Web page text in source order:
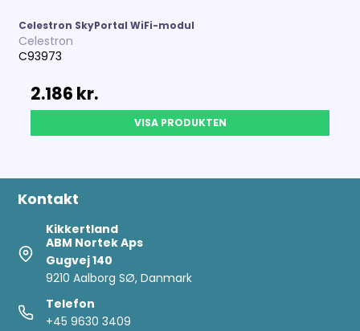
Celestron SkyPortal WiFi-modul
Celestron
C93973
2.186 kr.
VISA PRODUKTEN
Kontakt
Kikkertland
ABM Nortek Aps
Gugvej 140
9210 Aalborg SØ, Danmark
Telefon
+45 9630 3409